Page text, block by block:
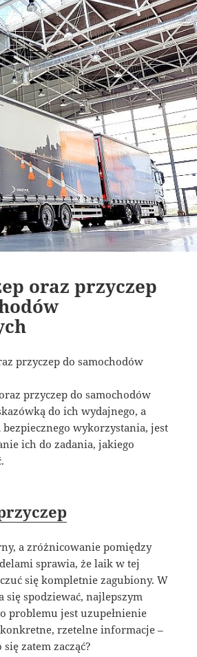
oraz przyczep
przyczep do samochodów
przyczep do samochodów
do ich wydajnego, a
wykorzystania, jest
ich do zadania, jakiego
a zróżnicowanie pomiędzy
sprawia, że laik w tej
się kompletnie zagubiony. W
się spodziewać, najlepszym
problemu jest uzupełnienie
rzetelne informacje –
zatem zacząć?